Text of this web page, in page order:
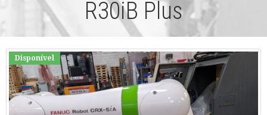
R30iB Plus
Disponível